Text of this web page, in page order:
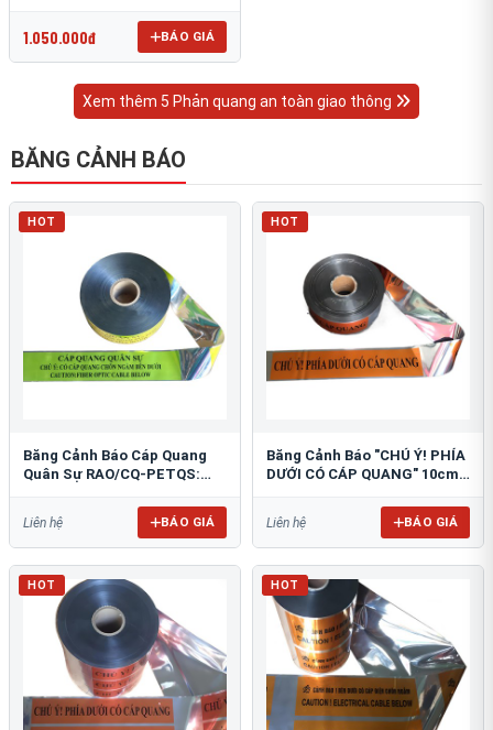
1.050.000đ BÁO GIÁ
Xem thêm 5 Phản quang an toàn giao thông
BĂNG CẢNH BÁO
HOT
Băng Cảnh Báo Cáp Quang
Quân Sự RAO/CQ-PETQS:
Liên hệ BÁO GIÁ
HOT
Băng Cảnh Báo "CHÚ Ý! PHÍA
DƯỚI CÓ CÁP QUANG" 10cm:
Liên hệ BÁO GIÁ
HOT HOT